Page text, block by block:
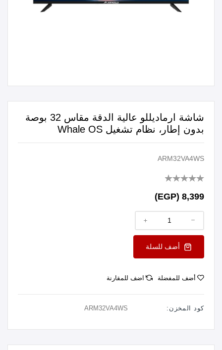
شاشة ارماديللو عالية الدقة مقاس 32 بوصة
بدون إطار، نظام تشغيل Whale OS
ARM32VA4WS
8,399 (EGP)
أضف للسلة
أضف للمفضلة اضف للمقارنة
كود المخزن: ARM32VA4WS